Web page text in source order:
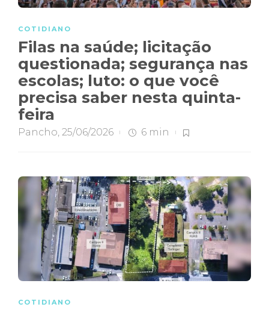
COTIDIANO
Filas na saúde; licitação
questionada; segurança nas
escolas; luto: o que você
precisa saber nesta quinta-
feira
Pancho, 25/06/2026 6 min
COTIDIANO